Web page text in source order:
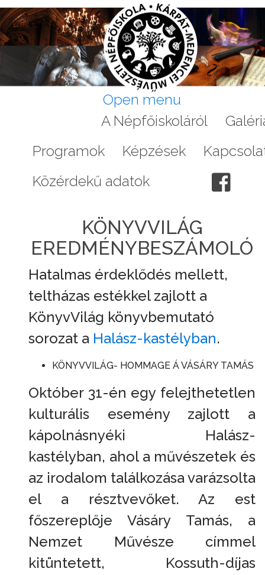
Open menu
A Népfőiskoláról
Programok
Képzések
Közérdekű adatok
KÖNYVVILÁG
EREDMÉNYBESZÁMOLÓ
Hatalmas érdeklődés mellett,
teltházas estékkel zajlott a
KönyvVilág könyvbemutató
sorozat a Halász-kastélyban.
KÖNYVVILÁG- HOMMAGE Á VÁSÁRY TAMÁS
Október 31-én egy felejthetetlen
kulturális esemény zajlott a
kápolnásnyéki Halász-
kastélyban, ahol a művészetek és
az irodalom találkozása varázsolta
el a résztvevőket. Az est
főszereplője Vásáry Tamás, a
Nemzet Művésze címmel
kitüntetett, Kossuth-díjas